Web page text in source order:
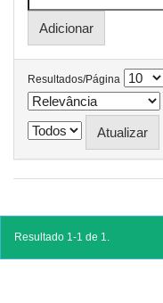
Resultados/Página
Resultado 1-1 de 1.